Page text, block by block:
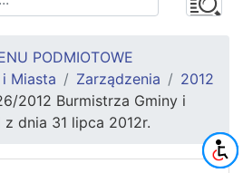
PODMIOTOWE
Miasta
Zarządzenia
2012
2012 Burmistrza Gminy i
dnia 31 lipca 2012r.